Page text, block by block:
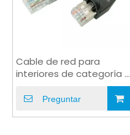
Cable de red para
interiores de categoría 6
conexión RJ45 gris
Preguntar